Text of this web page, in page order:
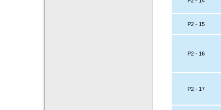
P2 - 15
P2 - 16
P2 - 17